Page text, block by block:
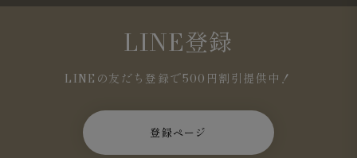
LINE登録
LINEの友だち登録で500円割引提供中！
登録ページ